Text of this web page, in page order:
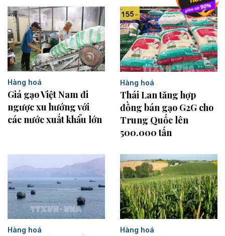
Hàng hoá
Giá gạo Việt Nam đi
ngược xu hướng với
các nước xuất khẩu lớn
Hàng hoá
Thái Lan tăng hợp
đồng bán gạo G2G cho
Trung Quốc lên
500.000 tấn
Hàng hoá Hàng hoá